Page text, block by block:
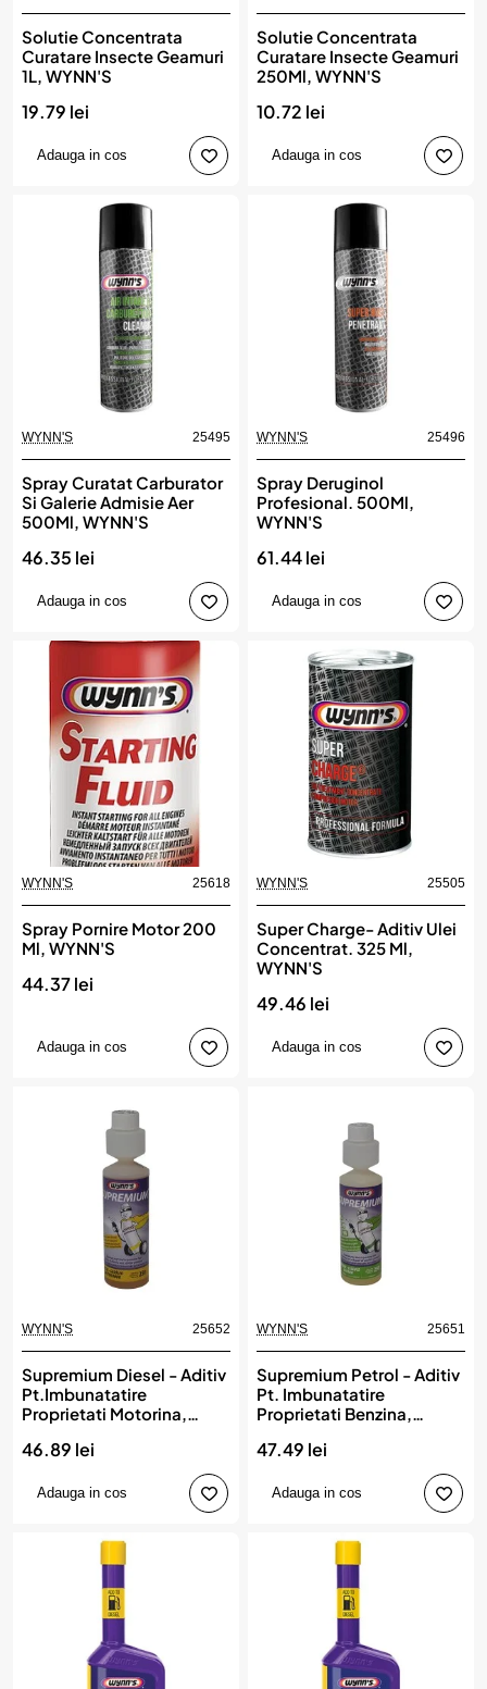
Solutie Concentrata
Curatare Insecte Geamuri
1L, WYNN'S
19.79 lei
Adauga in cos
Solutie Concentrata
Curatare Insecte Geamuri
250Ml, WYNN'S
10.72 lei
Adauga in cos
WYNN'S 25495
Spray Curatat Carburator
Si Galerie Admisie Aer
500Ml, WYNN'S
46.35 lei
Adauga in cos
WYNN'S 25496
Spray Deruginol
Profesional. 500Ml,
WYNN'S
61.44 lei
Adauga in cos
WYNN'S 25618
Spray Pornire Motor 200
Ml, WYNN'S
44.37 lei
Adauga in cos
WYNN'S 25505
Super Charge- Aditiv Ulei
Concentrat. 325 Ml,
WYNN'S
49.46 lei
Adauga in cos
WYNN'S 25652
Supremium Diesel - Aditiv
Pt.Imbunatatire
Proprietati Motorina,
46.89 lei
Adauga in cos
WYNN'S 25651
Supremium Petrol - Aditiv
Pt. Imbunatatire
Proprietati Benzina,
47.49 lei
Adauga in cos